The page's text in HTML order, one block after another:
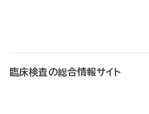
臨床検査の総合情報サイト